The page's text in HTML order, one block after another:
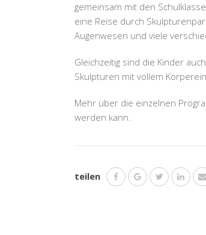
gemeinsam mit den
eine Reise durch
Augenwesen und viele
Gleichzeitig sind die Kinder
Skulpturen mit vollem
Mehr über die einzelnen
werden kann.
teilen